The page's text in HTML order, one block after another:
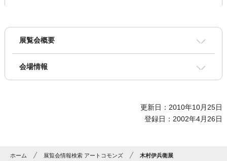
展覧会概要
会場情報
更新日：2010年10月25日
登録日：2002年4月26日
ホーム 展覧会情報検索 アートコモンズ 木村伊兵衛展